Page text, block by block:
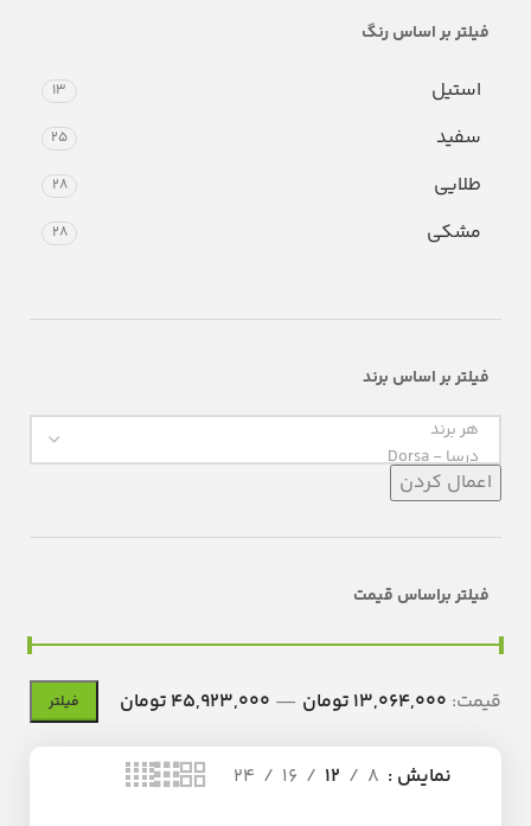
فیلتر بر اساس رنگ
استیل 13
سفید 25
طلایی 28
مشکی 28
فیلتر بر اساس برند
اعمال کردن
فیلتر براساس قیمت
فیلتر قیمت: 13,064,000 تومان — 45,923,000 تومان
نمایش 8
12
16
24